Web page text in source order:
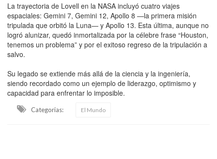
La trayectoria de Lovell en la NASA incluyó cuatro viajes
espaciales: Gemini 7, Gemini 12, Apollo 8 —la primera misión
tripulada que orbitó la Luna— y Apollo 13. Esta última, aunque no
logró alunizar, quedó inmortalizada por la célebre frase “Houston,
tenemos un problema” y por el exitoso regreso de la tripulación a
salvo.
Su legado se extiende más allá de la ciencia y la ingeniería,
siendo recordado como un ejemplo de liderazgo, optimismo y
capacidad para enfrentar lo imposible.
Categorias: El Mundo